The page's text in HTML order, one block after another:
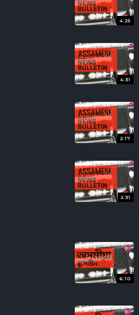
4:25
4:31
2:17
2:31
6:10